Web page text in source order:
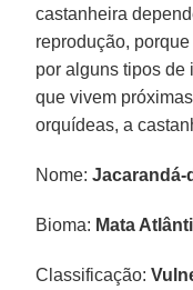
castanheira
reprodução,
por alguns tipos de
que vivem
orquídeas, a
Nome:Jacarandá-
Bioma: Mata
Classificação: